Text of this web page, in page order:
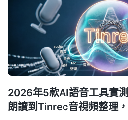
2026年5款AI語音工具實
朗讀到Tinrec音視頻整理